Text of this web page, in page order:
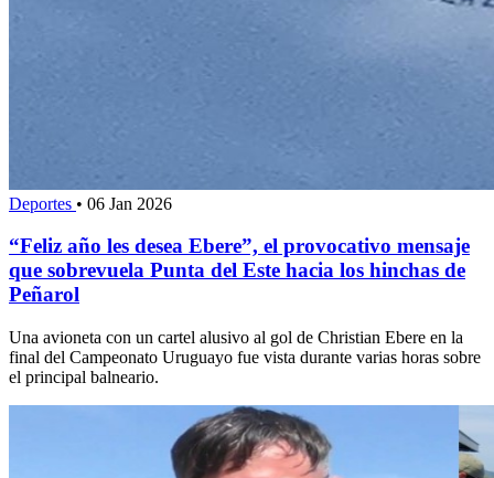
Deportes • 06 Jan 2026
“Feliz año les desea Ebere”, el provocativo mensaje
que sobrevuela Punta del Este hacia los hinchas de
Peñarol
Una avioneta con un cartel alusivo al gol de Christian Ebere en la
final del Campeonato Uruguayo fue vista durante varias horas sobre
el principal balneario.